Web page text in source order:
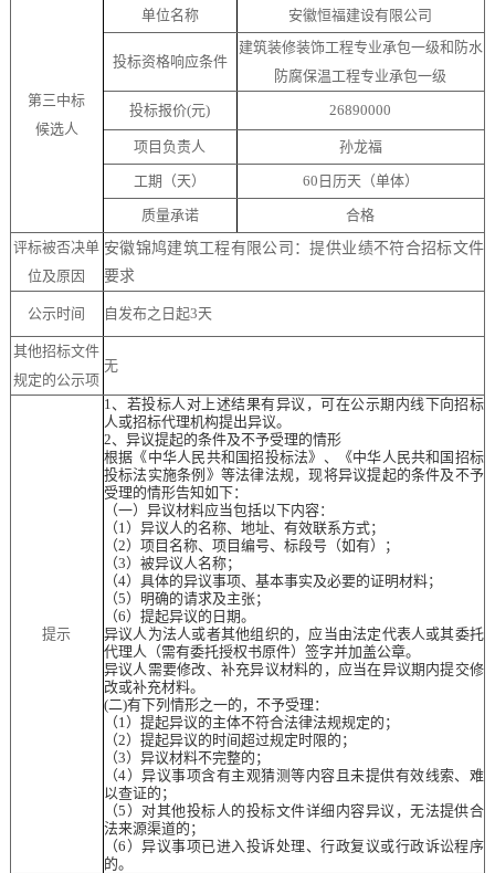
第三中标
候选人
单位名称 安徽恒福建设有限公司
投标资格响应条件
建筑装修装饰工程专业承包一级和防水
防腐保温工程专业承包一级
投标报价(元) 26890000
项目负责人 孙龙福
工期（天） 60日历天（单体）
质量承诺
合格
评标被否决单
位及原因
安徽锦鸠建筑工程有限公司：提供业绩不符合招标文件
要求
公示时间 自 发布之日 起3天
其他招标文件
规定的公示项
无
提示
1、若投标人对上述结果有异议，可在公示期内线下向招标
人或招标代理机构提出异议。
2、异议提起的条件及不予受理的情形
根据《中华人民共和国招投标法》、《中华人民共和国招标
投标法实施条例》等法律法规，现将异议提起的条件及不予
受理的情形告知如下：
（一）异议材料应当包括以下内容：
（1）异议人的名称、地址、有效联系方式；
（2）项目名称、项目编号、标段号（如有）；
（3）被异议人名称；
（4）具体的异议事项、基本事实及必要的证明材料；
（5）明确的请求及主张；
（6）提起异议的日期。
异议人为法人或者其他组织的，应当由法定代表人或其委托
代理人（需有委托授权书原件）签字并加盖公章。
异议人需要修改、补充异议材料的，应当在异议期内提交修
改或补充材料。
(二)有下列情形之一的，不予受理：
（1）提起异议的主体不符合法律法规规定的；
（2）提起异议的时间超过规定时限的；
（3）异议材料不完整的；
（4）异议事项含有主观猜测等内容且未提供有效线索、难
以查证的；
（5）对其他投标人的投标文件详细内容异议，无法提供合
法来源渠道的；
（6）异议事项已进入投诉处理、行政复议或行政诉讼程序
的。